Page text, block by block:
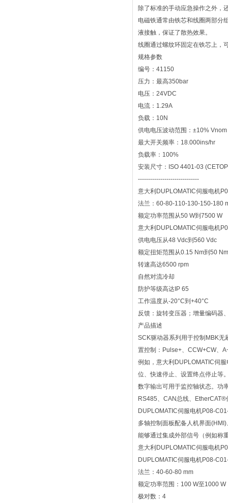
除了标准的手动应急操作之外，
电磁铁通常由铁芯和线圈两部分
液接触，保证了散热效果。
线圈通过螺纹环固定在铁芯上，
规格参数
编号：41150
压力：最高350bar
电压：24VDC
电流：1.29A
负载：10N
供电电压波动范围：±10% Vnom
最大开关频率：18.000ins/hr
负载率：100%
安装尺寸：ISO 4401-03
------------------------------
意大利DUPLOMATIC伺服电机
法兰：60-80-110-130-150-180
额定功率范围从50 W到7500 W
意大利DUPLOMATIC伺服电机
供电电压从48 Vdc到560 Vdc
额定扭矩范围从0.15 Nm到50 Nm
转速高达6500 rpm
自然对流冷却
防护等级高达IP 65
工作温度从-20°C到+40°C
反馈：旋转变压器；增量编码器
产品描述
SCK驱动器系列用于控制MBK
置控制：Pulse+、CCW+CW、
例如，意大利DUPLOMATIC伺
位、快速停止、设置终点停止等
数字输出可用于监控轴状态。功
RS485、CAN总线、
DUPLOMATIC伺服电机P08-
多轴控制面板配备人机界面
能够通过集成外部信号（例如称
意大利DUPLOMATIC伺服电机
DUPLOMATIC伺服电机P08-
法兰：40-60-80 mm
额定功率范围：100 W至1000 W
极对数：4